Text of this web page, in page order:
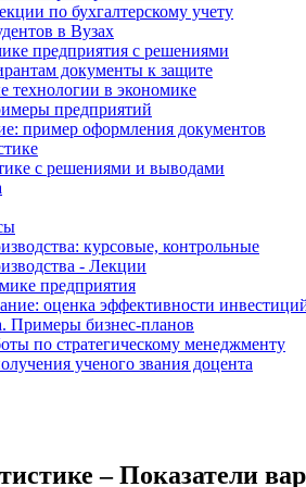
по бухгалтерскому учету
в Вузах
предприятия с решениями
документы к защите
в экономике
предприятий
пример оформления документов
с решениями и выводами
курсовые, контрольные
- Лекции
предприятия
оценка эффективности
Примеры бизнес-планов
по стратегическому менеджменту
ученого звания доцента
– Показатели